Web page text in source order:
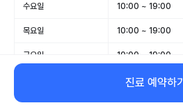
수요일 10:00 ~ 19:00
목요일 10:00 ~ 19:00
금요일 10:00 ~ 19:00
휴무
일요일 휴무
진료 예약하기